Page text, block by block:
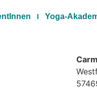
Yoga-